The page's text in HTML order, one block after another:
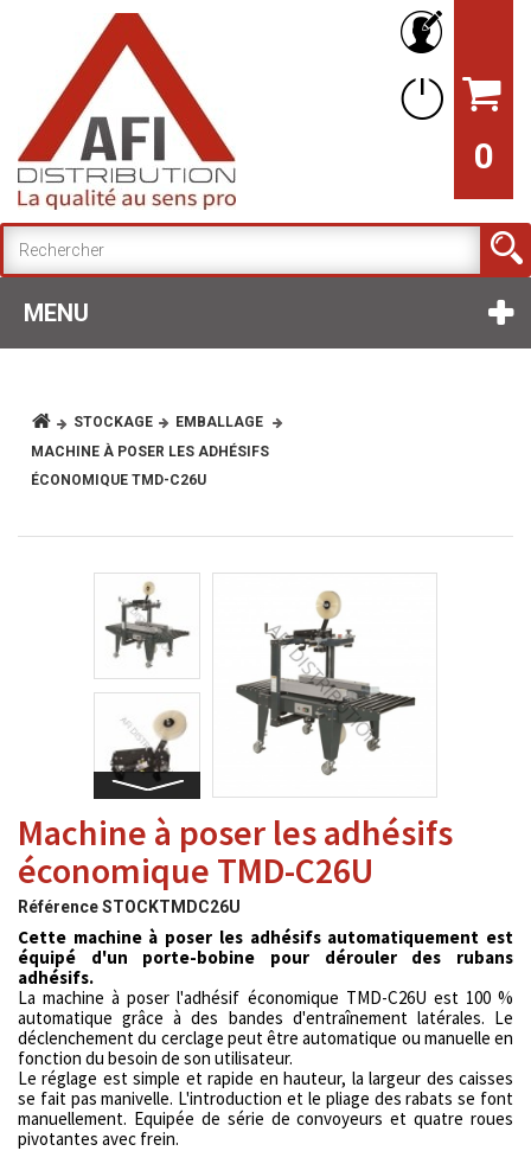
0
MENU
STOCKAGE
EMBALLAGE
MACHINE À POSER LES ADHÉSIFS
ÉCONOMIQUE TMD-C26U
Machine à poser les adhésifs
économique TMD-C26U
RéférenceSTOCKTMDC26U
Cette machine à poser les adhésifs automatiquement est
équipé d'un porte-bobine pour dérouler des rubans
adhésifs.
La machine à poser l'adhésif économique TMD-C26U est 100 %
automatique grâce à des bandes d'entraînement latérales. Le
déclenchement du cerclage peut être automatique ou manuelle en
fonction du besoin de son utilisateur.
Le réglage est simple et rapide en hauteur, la largeur des caisses
se fait pas manivelle. L'introduction et le pliage des rabats se font
manuellement. Equipée de série de convoyeurs et quatre roues
pivotantes avec frein.